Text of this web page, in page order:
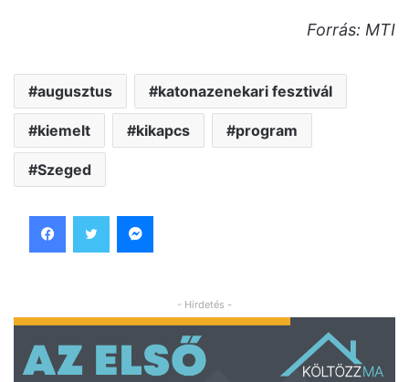
Forrás: MTI
augusztus katonazenekari fesztivál
kiemelt kikapcs program
Szeged
- Hirdetés -